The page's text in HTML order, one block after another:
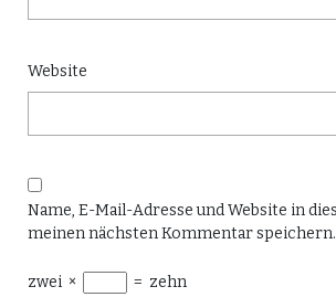
Website
Name, E-Mail-Adresse und Website in
meinen nächsten Kommentar speichern.
zwei × = zehn